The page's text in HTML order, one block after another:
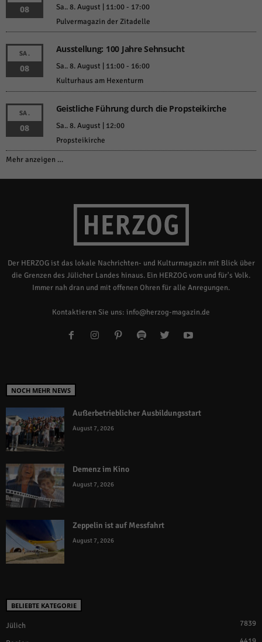
08 Sa.. 8. August | 11:00- 17:00
Pulvermagazin der Zitadelle
SA.
08
Ausstellung: 100 Jahre Sehnsucht
Sa.. 8. August | 11:00- 16:00
Kulturhaus am Hexenturm
SA.
08
Geistliche Führung durch die Propsteikirche
Sa.. 8. August | 12:00
Propsteikirche
Mehr anzeigen …
Der HERZOG ist das lokale Nachrichten- und Kulturmagazin mit Blick über
die Grenzen des Jülicher Landes hinaus. Ein HERZOG vom und für's Volk.
Immer nah dran und mit offenen Ohren für alle Anregungen.
Kontaktieren Sie uns: info@herzog-magazin.de
NOCH MEHR NEWS
Außerbetrieblicher Ausbildungsstart
August 7, 2026
Demenz im Kino
August 7, 2026
Zeppelin ist auf Messfahrt
August 7, 2026
BELIEBTE KATEGORIE
Jülich 7839